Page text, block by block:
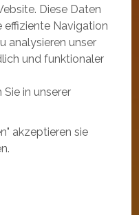
Diese Daten
effiziente Navigation
analysieren unser
und funktionaler
in unserer
akzeptieren sie